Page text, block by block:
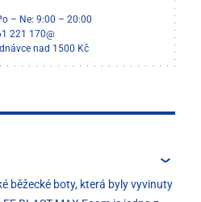
– Ne: 9:00 – 20:00
221 170@
nad 1500 Kč
běžecké boty, která byly vyvinuty